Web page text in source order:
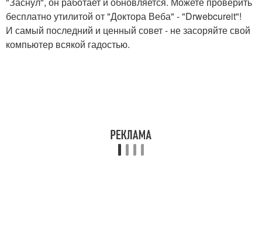
бесплатно утилитой от "Доктора Веба" - "Drwebcureit"!
И самый последний и ценный совет - не засоряйте свой
компьютер всякой гадостью.